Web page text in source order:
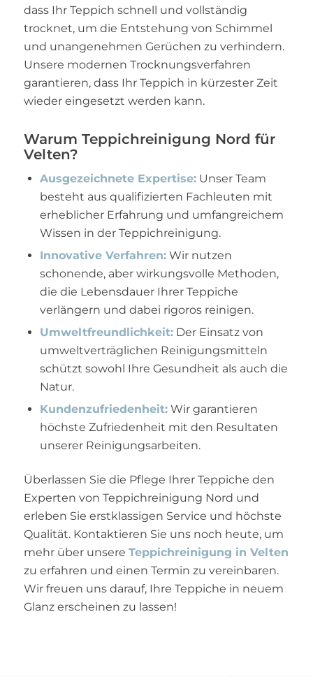
dass Ihr Teppich schnell und vollständig
trocknet, um die Entstehung von Schimmel
und unangenehmen Gerüchen zu verhindern.
Unsere modernen Trocknungsverfahren
garantieren, dass Ihr Teppich in kürzester Zeit
wieder eingesetzt werden kann.
Warum Teppichreinigung Nord für
Velten?
Ausgezeichnete Expertise:Unser Team
besteht aus qualifizierten Fachleuten mit
erheblicher Erfahrung und umfangreichem
Wissen in der Teppichreinigung.
Innovative Verfahren:Wir nutzen
schonende, aber wirkungsvolle Methoden,
die die Lebensdauer Ihrer Teppiche
verlängern und dabei rigoros reinigen.
Umweltfreundlichkeit:Der Einsatz von
umweltverträglichen Reinigungsmitteln
schützt sowohl Ihre Gesundheit als auch die
Natur.
Kundenzufriedenheit:Wir garantieren
höchste Zufriedenheit mit den Resultaten
unserer Reinigungsarbeiten.
Überlassen Sie die Pflege Ihrer Teppiche den
Experten von Teppichreinigung Nord und
erleben Sie erstklassigen Service und höchste
Qualität. Kontaktieren Sie uns noch heute, um
mehr über unsere Teppichreinigung in Velten
zu erfahren und einen Termin zu vereinbaren.
Wir freuen uns darauf, Ihre Teppiche in neuem
Glanz erscheinen zu lassen!